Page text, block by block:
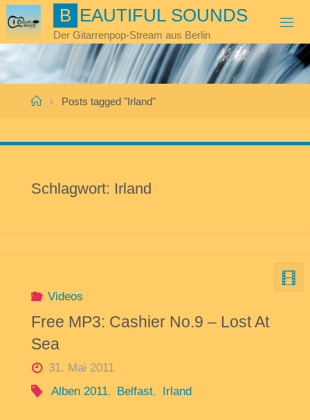
Skip
to
content
B EAUTIFUL SOUNDS
Der Gitarrenpop-Stream aus Berlin
HomePosts tagged "Irland"
Schlagwort: Irland
Videos
Free MP3: Cashier No.9 – Lost At
Sea
31. Mai 2011
Alben 2011, Belfast, Irland